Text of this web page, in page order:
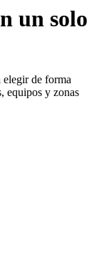
un solo
elegir de forma
equipos y zonas